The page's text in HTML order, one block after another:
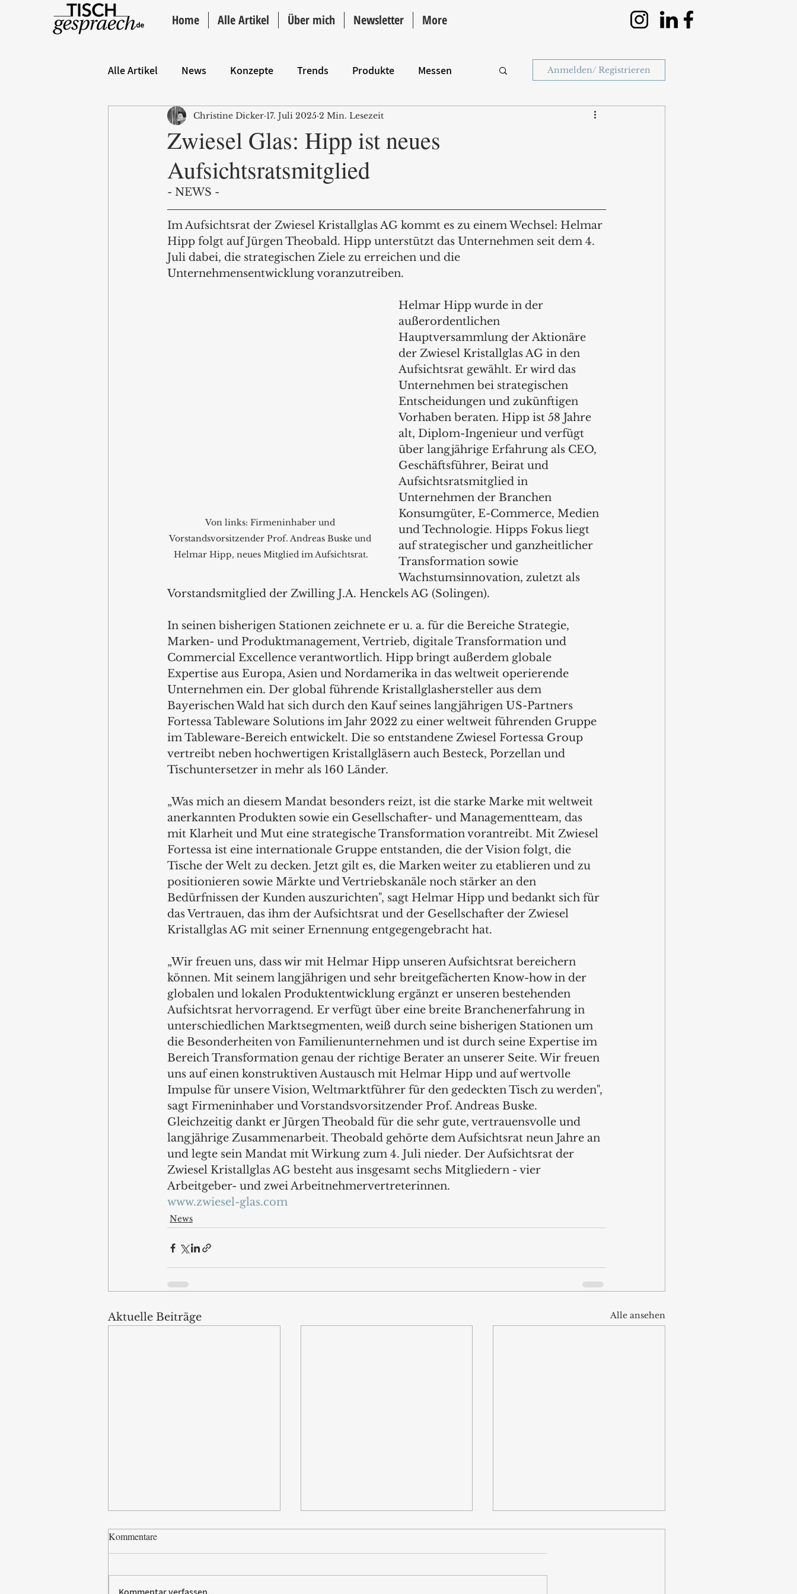
Home Alle Artikel Über mich Newsletter More
Alle Artikel News Konzepte Trends Produkte Messen
Hintergrund ANZEIGE Intro
Anmelden/ Registrieren
Zwiesel Glas: Hipp ist neues
Aufsichtsratsmitglied
Christine Dicker 17. Juli 2025 2 Min. Lesezeit
- NEWS -
Im Aufsichtsrat der Zwiesel Kristallglas AG kommt es zu einem Wechsel: Helmar
Hipp folgt auf Jürgen Theobald. Hipp unterstützt das Unternehmen seit dem 4.
Juli dabei, die strategischen Ziele zu erreichen und die
Unternehmensentwicklung voranzutreiben.
Von links: Firmeninhaber und
Vorstandsvorsitzender Prof. Andreas Buske und
Helmar Hipp, neues Mitglied im Aufsichtsrat.
Helmar Hipp wurde in der
außerordentlichen
Hauptversammlung der Aktionäre
der Zwiesel Kristallglas AG in den
Aufsichtsrat gewählt. Er wird das
Unternehmen bei strategischen
Entscheidungen und zukünftigen
Vorhaben beraten. Hipp ist 58 Jahre
alt, Diplom-Ingenieur und verfügt
über langjährige Erfahrung als CEO,
Geschäftsführer, Beirat und
Aufsichtsratsmitglied in
Unternehmen der Branchen
Konsumgüter, E-Commerce, Medien
und Technologie. Hipps Fokus liegt
auf strategischer und ganzheitlicher
Transformation sowie
Wachstumsinnovation, zuletzt als
Vorstandsmitglied der Zwilling J.A. Henckels AG (Solingen).
In seinen bisherigen Stationen zeichnete er u. a. für die Bereiche Strategie,
Marken- und Produktmanagement, Vertrieb, digitale Transformation und
Commercial Excellence verantwortlich. Hipp bringt außerdem globale
Expertise aus Europa, Asien und Nordamerika in das weltweit operierende
Unternehmen ein. Der global führende Kristallglashersteller aus dem
Bayerischen Wald hat sich durch den Kauf seines langjährigen US-Partners
Fortessa Tableware Solutions im Jahr 2022 zu einer weltweit führenden Gruppe
im Tableware-Bereich entwickelt. Die so entstandene Zwiesel Fortessa Group
vertreibt neben hochwertigen Kristallgläsern auch Besteck, Porzellan und
Tischuntersetzer in mehr als 160 Länder.
„Was mich an diesem Mandat besonders reizt, ist die starke Marke mit weltweit
anerkannten Produkten sowie ein Gesellschafter- und Managementteam, das
mit Klarheit und Mut eine strategische Transformation vorantreibt. Mit Zwiesel
Fortessa ist eine internationale Gruppe entstanden, die der Vision folgt, die
Tische der Welt zu decken. Jetzt gilt es, die Marken weiter zu etablieren und zu
positionieren sowie Märkte und Vertriebskanäle noch stärker an den
Bedürfnissen der Kunden auszurichten", sagt Helmar Hipp und bedankt sich für
das Vertrauen, das ihm der Aufsichtsrat und der Gesellschafter der Zwiesel
Kristallglas AG mit seiner Ernennung entgegengebracht hat.
„Wir freuen uns, dass wir mit Helmar Hipp unseren Aufsichtsrat bereichern
können. Mit seinem langjährigen und sehr breitgefächerten Know-how in der
globalen und lokalen Produktentwicklung ergänzt er unseren bestehenden
Aufsichtsrat hervorragend. Er verfügt über eine breite Branchenerfahrung in
unterschiedlichen Marktsegmenten, weiß durch seine bisherigen Stationen um
die Besonderheiten von Familienunternehmen und ist durch seine Expertise im
Bereich Transformation genau der richtige Berater an unserer Seite. Wir freuen
uns auf einen konstruktiven Austausch mit Helmar Hipp und auf wertvolle
Impulse für unsere Vision, Weltmarktführer für den gedeckten Tisch zu werden",
sagt Firmeninhaber und Vorstandsvorsitzender Prof. Andreas Buske.
Gleichzeitig dankt er Jürgen Theobald für die sehr gute, vertrauensvolle und
langjährige Zusammenarbeit. Theobald gehörte dem Aufsichtsrat neun Jahre an
und legte sein Mandat mit Wirkung zum 4. Juli nieder. Der Aufsichtsrat der
Zwiesel Kristallglas AG besteht aus insgesamt sechs Mitgliedern - vier
Arbeitgeber- und zwei Arbeitnehmervertreterinnen.
www.zwiesel-glas.com
News
Aktuelle Beiträge Alle ansehen
Kommentare